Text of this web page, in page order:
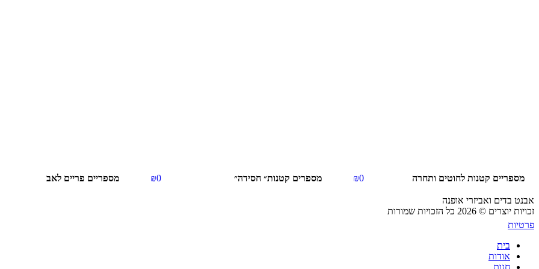
מספריים קטנות לחוטים ותחרה ₪0 מספרים קטנות״ חסידה״ ₪0 מספריים פריים לאב
אבנט בדים ואביזרי אופנה
זכויות יוצרים © 2026 כל הזכויות שמורות
פרטיות
בית
אודות
חנות